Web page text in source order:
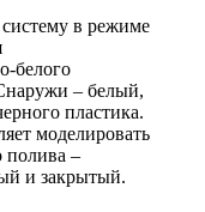
в режиме
белого
– белый,
пластика.
моделировать
полива –
и закрытый.